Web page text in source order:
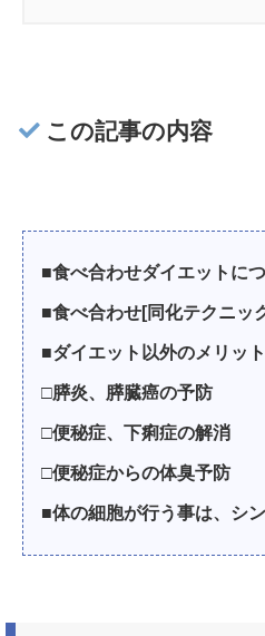
この記事の内容
■食べ合わせダイエットに
■食べ合わせ[同化テクニッ
■ダイエット以外のメリット
□膵炎、膵臓癌の予防
□便秘症、下痢症の解消
□便秘症からの体臭予防
■体の細胞が行う事は、シ